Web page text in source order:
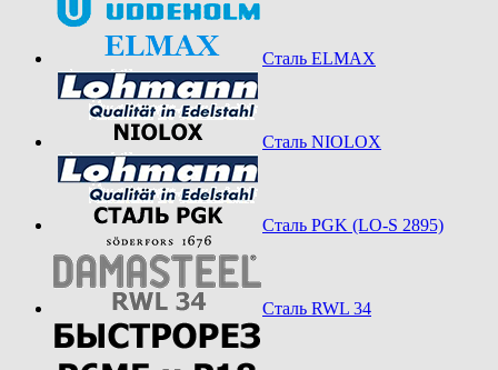
Сталь ELMAX
Сталь NIOLOX
Сталь PGK (LO-S 2895)
Сталь RWL 34